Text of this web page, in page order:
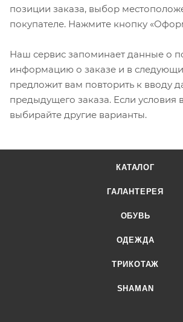
позиции заказа, выбор
покупателе. Нажмите кнопку
Наш сервис запоминает данные о
информацию о заказе и в
предложит вам повторить к вводу
предыдущего заказа. Если условия
выбирайте другие варианты.
КАТАЛОГ
ГАЛАНТЕРЕЯ
ОБУВЬ
ОДЕЖДА
ТРИКОТАЖ
SHAMAN